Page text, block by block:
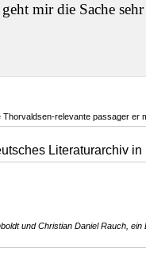
mir die Sache
relevante passager er
Literaturarchiv in
und Christian Daniel Rauch, ein